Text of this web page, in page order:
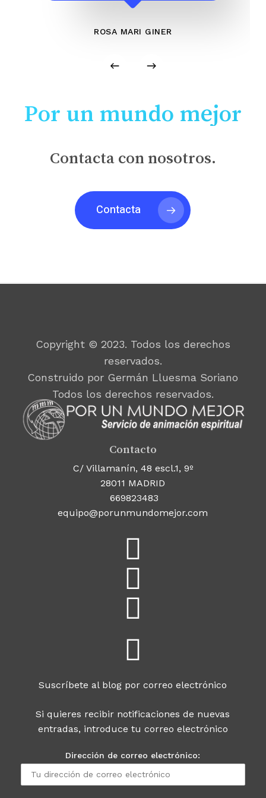
ROSA MARI GINER
Por un mundo mejor
Contacta con nosotros.
Contacta
Copyright © 2023. Todos los derechos
reservados.
Construido por Germán Lluesma Soriano
Todos los derechos reservados.
Contacto
C/ Villamanín, 48 escl.1, 9º
28011 MADRID
669823483
equipo@porunmundomejor.com
Suscríbete al blog por correo electrónico
Si quieres recibir notificaciones de nuevas
entradas, introduce tu correo electrónico
Dirección de correo electrónico: